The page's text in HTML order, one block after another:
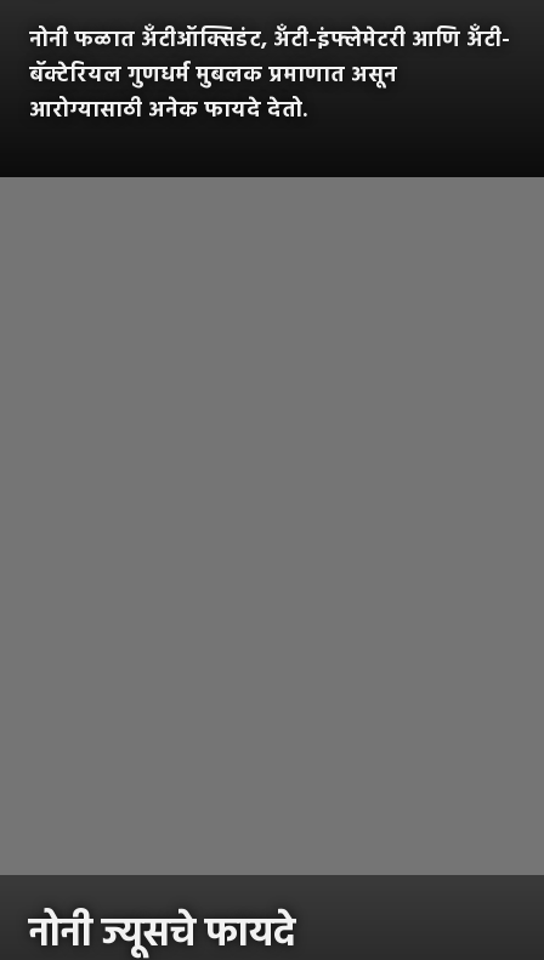
नोनी फळात अँटीऑक्सिडंट, अँटी-इंफ्लेमेटरी आणि अँटी-
बॅक्टेरियल गुणधर्म मुबलक प्रमाणात असून
आरोग्यासाठी अनेक फायदे देतो.
नोनी ज्यूसचे फायदे